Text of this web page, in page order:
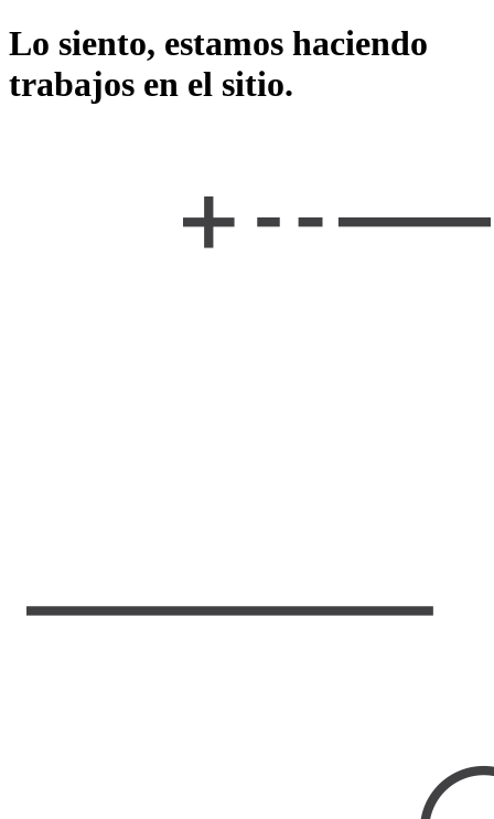
Lo siento, estamos haciendo
trabajos en el sitio.